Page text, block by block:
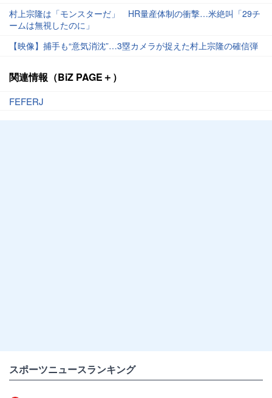
村上宗隆は「モンスターだ」 HR量産体制の衝撃…米絶叫「29チ
ームは無視したのに」
【映像】捕手も“意気消沈”…3塁カメラが捉えた村上宗隆の確信弾
関連情報（BiZ PAGE＋）
FEFERJ
スポーツニュースランキング